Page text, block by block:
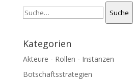
Suche
Suche
Kategorien
Akteure - Rollen - Instanzen
Botschaftsstrategien